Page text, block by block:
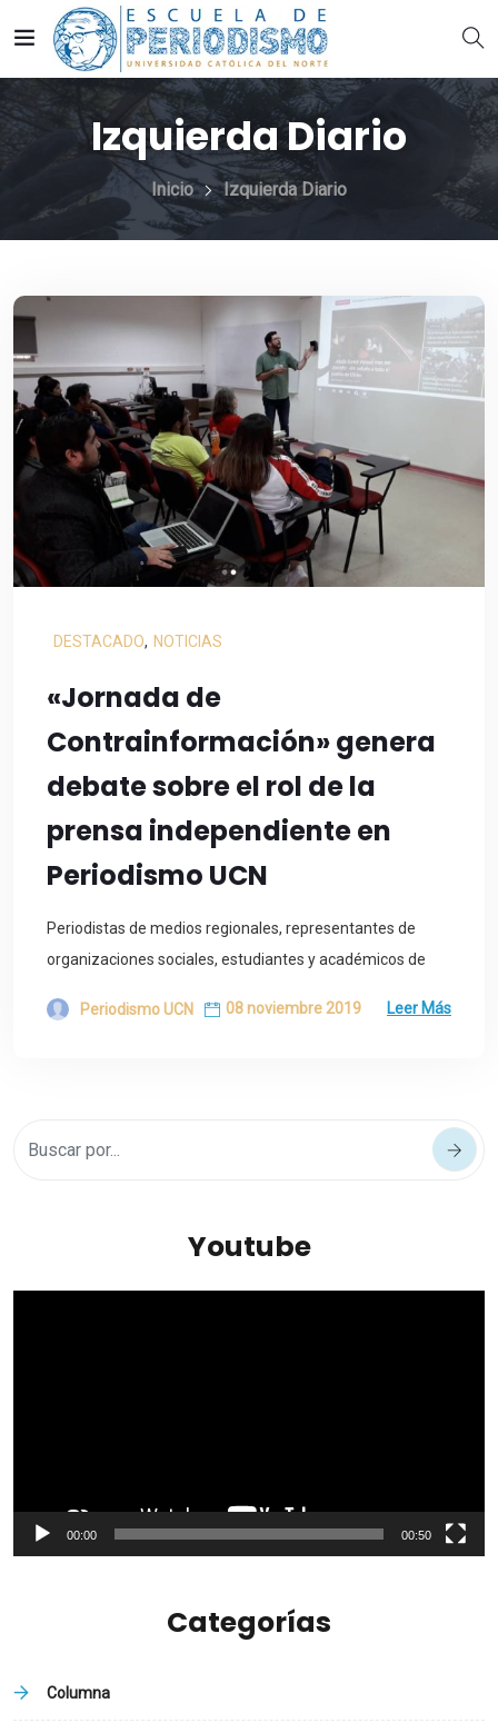
Izquierda Diario
Inicio Izquierda Diario
DESTACADO, NOTICIAS
«Jornada de
Contrainformación» genera
debate sobre el rol de la
prensa independiente en
Periodismo UCN
Periodistas de medios regionales, representantes de
organizaciones sociales, estudiantes y académicos de
Periodismo UCN 08 noviembre 2019 Leer Más
Youtube
00:00 00:50
Categorías
Columna